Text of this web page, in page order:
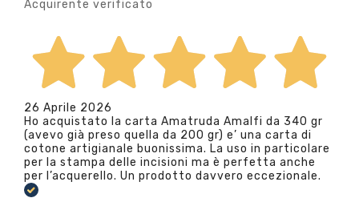
Acquirente verificato
26 Aprile 2026
Ho acquistato la carta Amatruda Amalfi da 340 gr
(avevo già preso quella da 200 gr) e’ una carta di
cotone artigianale buonissima. La uso in particolare
per la stampa delle incisioni ma è perfetta anche
per l’acquerello. Un prodotto davvero eccezionale.